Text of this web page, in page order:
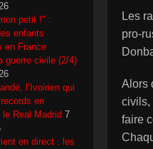
Les
pro-
Alors
civils,
faire
petit !" :
enfants
en France
guerre civile (2/4)
l’Ivoirien qui
en
le Real Madrid 7
en direct : les